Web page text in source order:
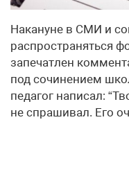
Накануне в СМИ и
распространяться
запечатлен
под сочинением
педагог написал:
не спрашивал. Его